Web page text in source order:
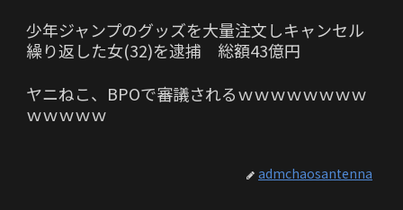
少年ジャンプのグッズを大量注文しキャンセル
繰り返した女(32)を逮捕 総額43億円
ヤニねこ、BPOで審議されるｗｗｗｗｗｗｗｗ
ｗｗｗｗｗ
admchaosantenna